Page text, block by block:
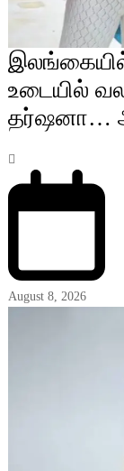
உடையில்
தர்ஷனா…
August 8, 2026